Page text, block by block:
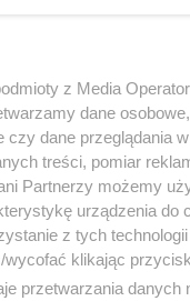
z Media
dane
dane przeglądania
treści, pomiar
Partnerzy możemy
urządzenia do
z tych
klikając
przetwarzania